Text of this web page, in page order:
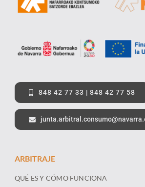
848 42 77 33 | 848 42 77 58
ARBITRAJE
QUÉ ES Y CÓMO FUNCIONA